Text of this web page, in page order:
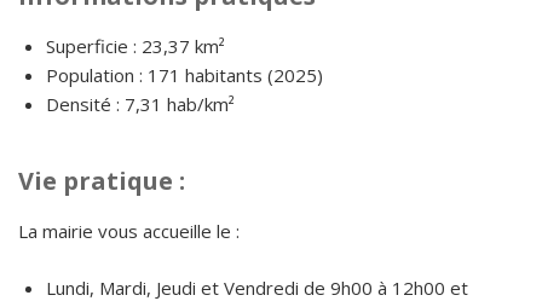
Superficie : 23,37 km²
Population : 171 habitants (2025)
Densité : 7,31 hab/km²
Vie pratique :
La mairie vous accueille le :
Lundi, Mardi, Jeudi et Vendredi de 9h00 à 12h00 et